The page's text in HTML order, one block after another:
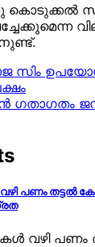
ഗതാഗതം
പണം തട്ടല്‍
പണം